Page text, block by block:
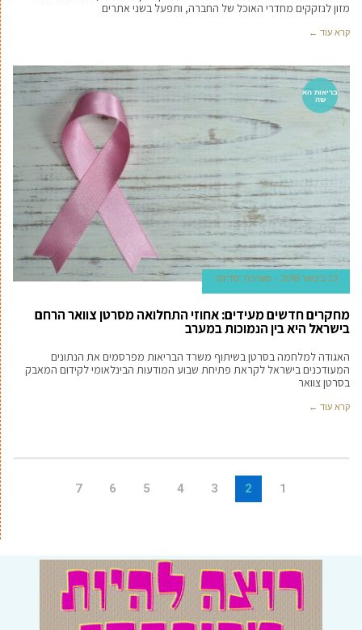
מזון לנזקקים מחדרי האוכל של החברה, ותפעל בשני אתרים
קרא עוד ←
בריאות הא
שה
23 בינואר 2018 מערכת 'מדינט'
מחקרים חדשים מעידים: אחוזי התחלואה מסרטן צוואר הרחם
בישראל היא בין הנמוכות במערב
האגודה למלחמה בסרטן בשיתוף משרד הבריאות מפרסמים את הנתונים
המעודכנים בישראל לקראת פתיחת שבוע המודעות הבינלאומי לקידום המאבק
בסרטן צוואר
קרא עוד ←
1
2
3
4
5
6
7